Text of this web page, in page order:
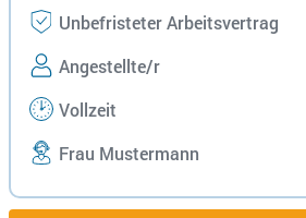
Unbefristeter Arbeitsvertrag
Angestellte/r
Vollzeit
Frau Mustermann